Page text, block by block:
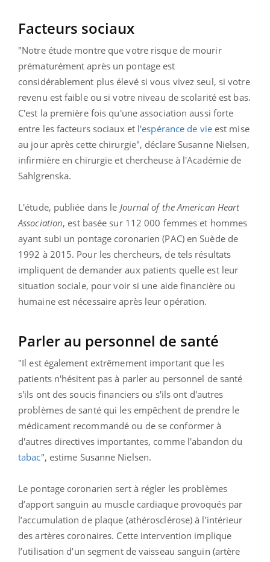
Facteurs sociaux
"Notre étude montre que votre risque de mourir
prématurément après un pontage est
considérablement plus élevé si vous vivez seul, si votre
revenu est faible ou si votre niveau de scolarité est bas.
C'est la première fois qu'une association aussi forte
entre les facteurs sociaux et l'espérance de vieest mise
au jour après cette chirurgie", déclare Susanne Nielsen,
infirmière en chirurgie et chercheuse à l'Académie de
Sahlgrenska.
L'étude, publiée dans le Journal of the American Heart
Association, est basée sur 112 000 femmes et hommes
ayant subi un pontage coronarien (PAC) en Suède de
1992 à 2015. Pour les chercheurs, de tels résultats
impliquent de demander aux patients quelle est leur
situation sociale, pour voir si une aide financière ou
humaine est nécessaire après leur opération.
Parler au personnel de santé
"Il est également extrêmement important que les
patients n'hésitent pas à parler au personnel de santé
s'ils ont des soucis financiers ou s'ils ont d'autres
problèmes de santé qui les empêchent de prendre le
médicament recommandé ou de se conformer à
d'autres directives importantes, comme l'abandon du
tabac", estime Susanne Nielsen.
Le pontage coronarien sert à régler les problèmes
d’apport sanguin au muscle cardiaque provoqués par
l’accumulation de plaque (athérosclérose) à l’intérieur
des artères coronaires. Cette intervention implique
l’utilisation d’un segment de vaisseau sanguin (artère